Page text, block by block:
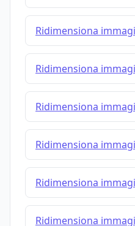
Ridimensiona
Ridimensiona
Ridimensiona
Ridimensiona
Ridimensiona
Ridimensiona